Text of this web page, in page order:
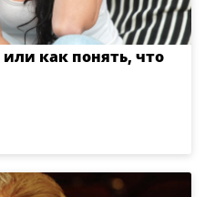
как понять, что